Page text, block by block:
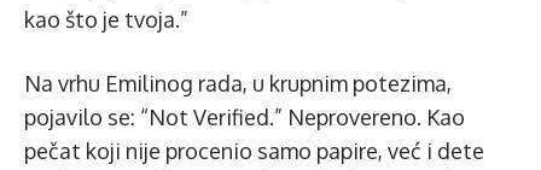
kao što je tvoja.”
Na vrhu Emilinog rada, u krupnim potezima,
pojavilo se: “Not Verified.” Neprovereno. Kao
pečat koji nije procenio samo papire, već i dete